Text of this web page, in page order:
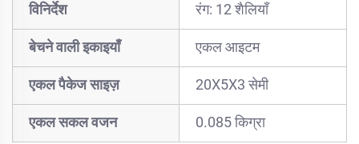
विनिर्देश रंग: 12 शैलियाँ
बेचने वाली इकाइयाँ एकल आइटम
एकल पैकेज साइज़ 20X5X3 सेमी
एकल सकल वजन 0.085 किग्रा